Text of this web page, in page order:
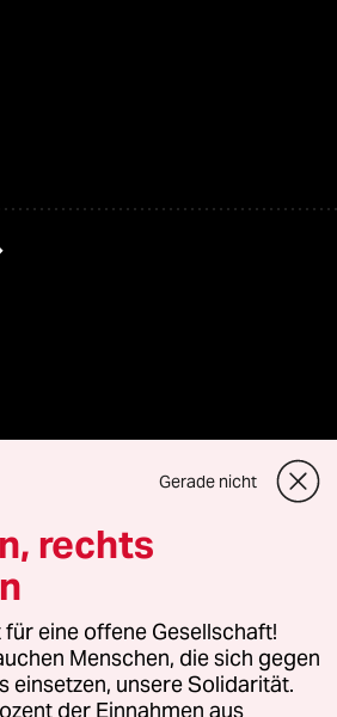
Vertriebs GmbH
rechtlichen Fragen oder für Genehmigungen
Gerade nicht
rechts
eine offene Gesellschaft!
Menschen, die sich gegen
einsetzen, unsere Solidarität.
der Einnahmen aus